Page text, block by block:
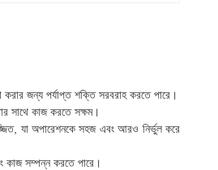
জন্য পর্যাপ্ত শক্তি সরবরাহ করতে পারে।
সাথে কাজ করতে সক্ষম।
যা অপারেশনকে সহজ এবং আরও নির্ভুল করে
সম্পন্ন করতে পারে।